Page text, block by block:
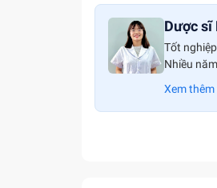
LIỀU DÙNG, CHỈ
Xem trong tờ
Nhiệt độ nhỏ hơn
Dược sĩ
Tốt
Nhiều
Xem